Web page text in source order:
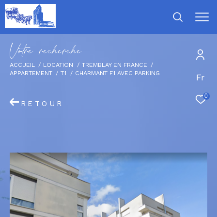
Fr
0
Votre recherche
ACCUEIL LOCATION
TREMBLAY EN FRANCE
APPARTEMENT
T1 CHARMANT F1 AVEC PARKING
RETOUR